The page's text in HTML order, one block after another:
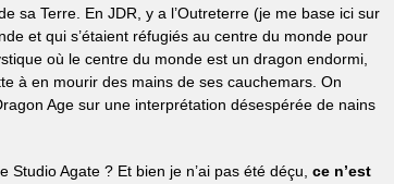
sa Terre. En JDR, y a l’Outreterre (je me base ici sur
et qui s’étaient réfugiés au centre du monde pour
où le centre du monde est un dragon endormi,
à en mourir des mains de ses cauchemars. On
Age sur une interprétation désespérée de nains
Studio Agate ? Et bien je n’ai pas été déçu,ce n’est